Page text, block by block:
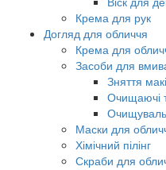
Крема для рук
Догляд для обличчя
Крема для
Засоби для
Зняття
Очищаючі
Маски для
Хімічний пілінг
Скраби для